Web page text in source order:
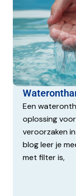
en
melding
je los kunt
de
Een
oplossing
veroorzaken
blog leer je
met filter is,